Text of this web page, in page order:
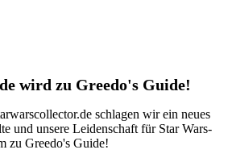
wird zu Greedo's Guide!
schlagen wir ein neues
und unsere Leidenschaft für Star Wars-
zu Greedo's Guide!